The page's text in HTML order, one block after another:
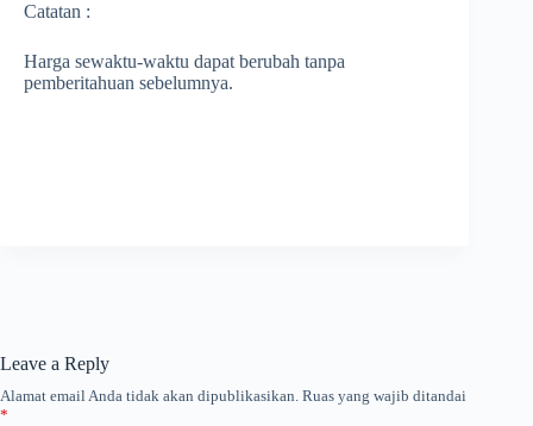
Catatan :
Harga sewaktu-waktu dapat berubah tanpa
pemberitahuan sebelumnya.
Leave a Reply
Alamat email Anda tidak akan dipublikasikan. Ruas yang wajib ditandai
*